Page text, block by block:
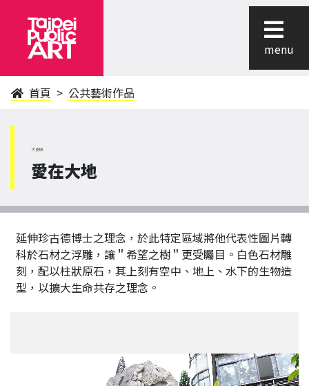
menu
首頁 公共藝術作品
大安區
愛在大地
延伸珍古德博士之理念，於此特定區域將他代表性圖片轉
科於石材之浮雕，讓＂希望之樹＂更受矚目。白色石材雕
刻，配以柱狀原石，其上刻有空中、地上、水下的生物造
型，以擴大生命共存之理念。